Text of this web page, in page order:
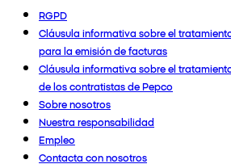
RGPD
Cláusula informativa sobre el
para la emisión de facturas
Cláusula informativa sobre el
de los contratistas de Pepco
Sobre nosotros
Nuestra responsabilidad
Empleo
Contacta con nosotros